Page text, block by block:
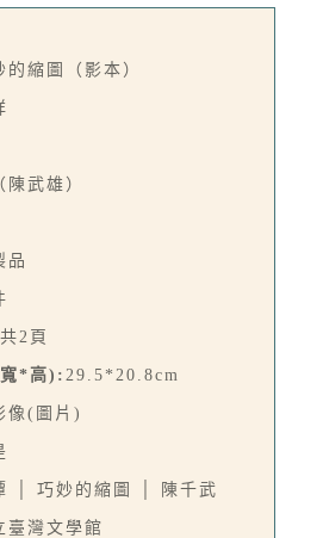
的縮圖（影本）
陳武雄）
品
2頁
*高): 29.5*20.8cm
像(圖片)
│ 巧妙的縮圖 │ 陳千武
臺灣文學館